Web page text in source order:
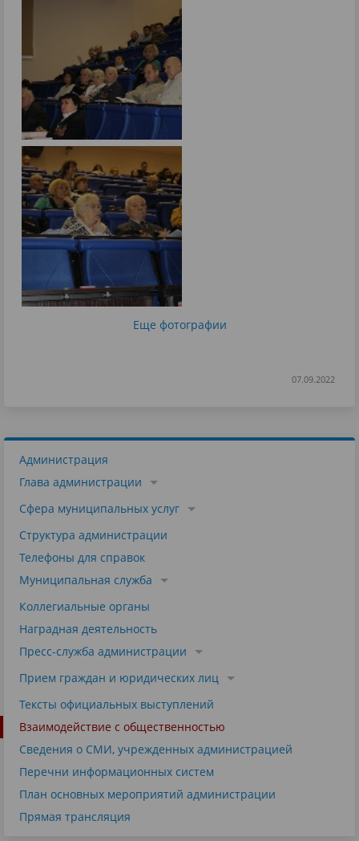
Еще фотографии
07.09.2022
Администрация
Глава администрации
Сфера муниципальных услуг
Структура администрации
Телефоны для справок
Муниципальная служба
Коллегиальные органы
Наградная деятельность
Пресс-служба администрации
Прием граждан и юридических лиц
Тексты официальных выступлений
Взаимодействие с общественностью
Сведения о СМИ, учрежденных администрацией
Перечни информационных систем
План основных мероприятий администрации
Прямая трансляция